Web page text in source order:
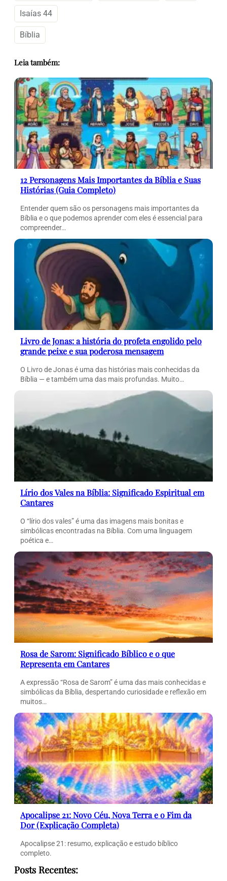
Isaías 44
Bíblia
Leia também:
12 Personagens Mais Importantes da Bíblia e Suas
Histórias (Guia Completo)
Entender quem são os personagens mais importantes da
Bíblia e o que podemos aprender com eles é essencial para
compreender…
Livro de Jonas: a história do profeta engolido pelo
grande peixe e sua poderosa mensagem
O Livro de Jonas é uma das histórias mais conhecidas da
Bíblia — e também uma das mais profundas. Muito…
Lírio dos Vales na Bíblia: Significado Espiritual em
Cantares
O “lírio dos vales” é uma das imagens mais bonitas e
simbólicas encontradas na Bíblia. Com uma linguagem
poética e…
Rosa de Sarom: Significado Bíblico e o que
Representa em Cantares
A expressão “Rosa de Sarom” é uma das mais conhecidas e
simbólicas da Bíblia, despertando curiosidade e reflexão em
muitos…
Apocalipse 21: Novo Céu, Nova Terra e o Fim da
Dor (Explicação Completa)
Apocalipse 21: resumo, explicação e estudo bíblico
completo.
Posts Recentes: